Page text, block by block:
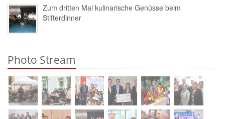
Zum dritten Mal kulinarische Genüsse beim
Stifterdinner
Photo Stream